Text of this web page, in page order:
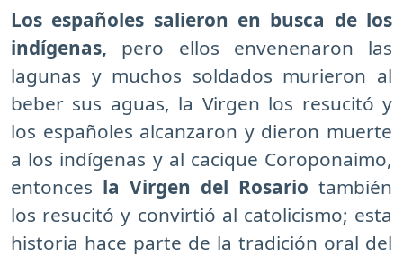
Los españoles salieron en busca de los
indígenas, pero ellos envenenaron las
lagunas y muchos soldados murieron al
beber sus aguas, la Virgen los resucitó y
los españoles alcanzaron y dieron muerte
a los indígenas y al cacique Coroponaimo,
entonces la Virgen del Rosario también
los resucitó y convirtió al catolicismo; esta
historia hace parte de la tradición oral del